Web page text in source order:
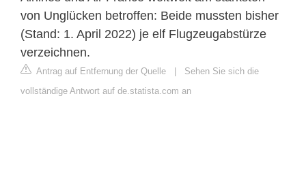
von Unglücken betroffen: Beide mussten bisher
(Stand: 1. April 2022) je elf Flugzeugabstürze
verzeichnen.
Antrag auf Entfernung der Quelle | Sehen Sie sich die
vollständige Antwort auf de.statista.com an